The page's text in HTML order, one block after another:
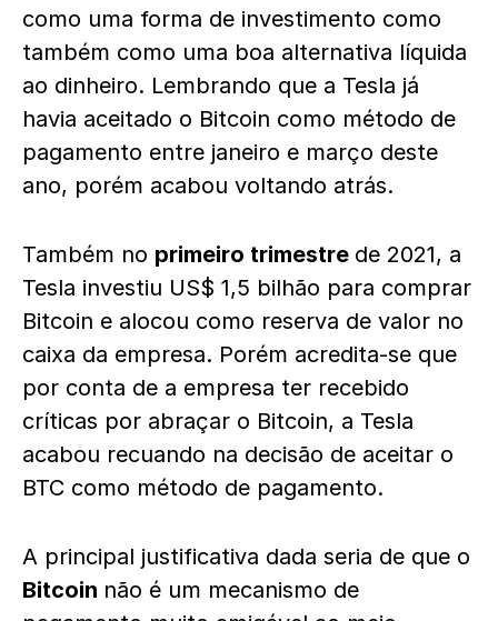
como uma forma de investimento como
também como uma boa alternativa líquida
ao dinheiro. Lembrando que a Tesla já
havia aceitado o Bitcoin como método de
pagamento entre janeiro e março deste
ano, porém acabou voltando atrás.
Também no primeiro trimestre de 2021, a
Tesla investiu US$ 1,5 bilhão para comprar
Bitcoin e alocou como reserva de valor no
caixa da empresa. Porém acredita-se que
por conta de a empresa ter recebido
críticas por abraçar o Bitcoin, a Tesla
acabou recuando na decisão de aceitar o
BTC como método de pagamento.
A principal justificativa dada seria de que o
Bitcoin não é um mecanismo de